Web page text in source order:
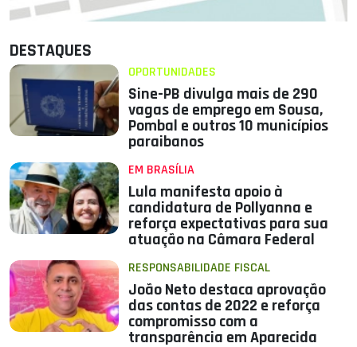
DESTAQUES
OPORTUNIDADES
Sine-PB divulga mais de 290
vagas de emprego em Sousa,
Pombal e outros 10 municípios
paraibanos
EM BRASÍLIA
Lula manifesta apoio à
candidatura de Pollyanna e
reforça expectativas para sua
atuação na Câmara Federal
RESPONSABILIDADE FISCAL
João Neto destaca aprovação
das contas de 2022 e reforça
compromisso com a
transparência em Aparecida